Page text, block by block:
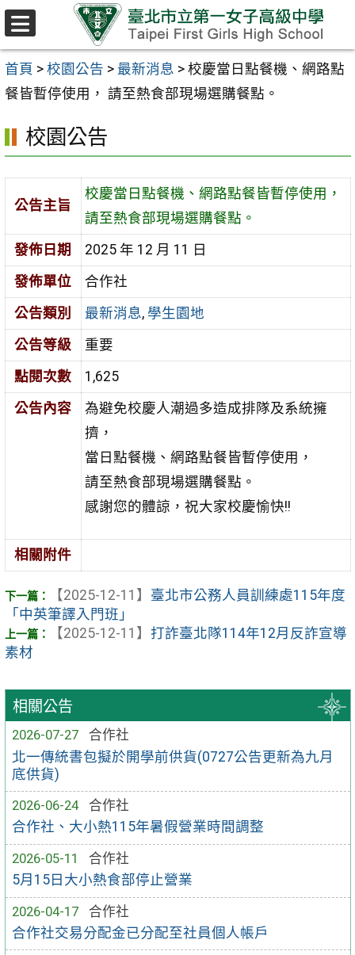
跳至主要內容區
首頁 > 校園公告 > 最新消息 > 校慶當日點餐機、網路點
餐皆暫停使用， 請至熱食部現場選購餐點。
相關公告
2026-07-27
合作社
北一傳統書包擬於開學前供貨(0727公告更新為九月
底供貨)
2026-06-24
合作社
合作社、大小熱115年暑假營業時間調整
2026-05-11
合作社
5月15日大小熱食部停止營業
2026-04-17
合作社
合作社交易分配金已分配至社員個人帳戶
校園公告
公告主旨
校慶當日點餐機、網路點餐皆暫停使用，
請至熱食部現場選購餐點。
發佈日期
2025 年 12 月 11 日
發佈單位
合作社
公告類別
最新消息, 學生園地
公告等級
重要
點閱次數
1,625
公告內容
為避免校慶人潮過多造成排隊及系統擁
擠，
當日點餐機、網路點餐皆暫停使用，
請至熱食部現場選購餐點。
感謝您的體諒，祝大家校慶愉快!!
相關附件
【2025-12-11】 臺北市公務人員訓練處115年度
「中英筆譯入門班」
【2025-12-11】 打詐臺北隊114年12月反詐宣導
素材
選
單